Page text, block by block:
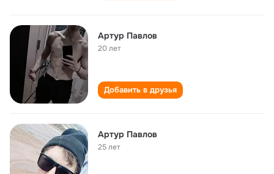
Артур Павлов
20 лет
Добавить в друзья
Артур Павлов
25 лет